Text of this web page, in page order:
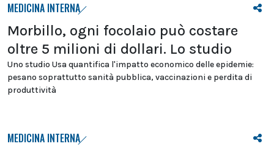
MEDICINA INTERNA
Morbillo, ogni focolaio può costare
oltre 5 milioni di dollari. Lo studio
Uno studio Usa quantifica l'impatto economico delle epidemie:
pesano soprattutto sanità pubblica, vaccinazioni e perdita di
produttività
MEDICINA INTERNA